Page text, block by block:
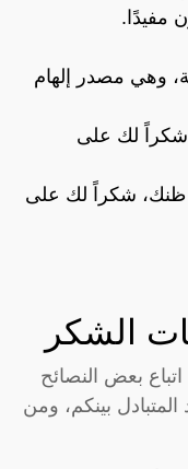
مفيدًا.
وهي مصدر إلهام
شكراً لك على
ظنك، شكراً لك على
الشكر
بعض النصائح
بينكم، ومن